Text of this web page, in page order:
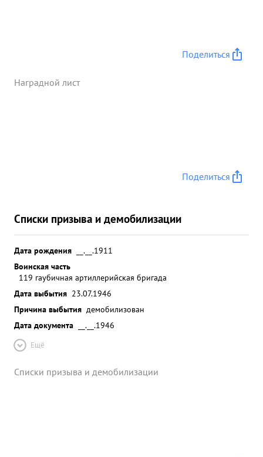
Поделиться
Наградной лист
Поделиться
Списки призыва и демобилизации
Дата рождения
__.__.1911
Воинская часть
119 гаубичная артиллерийская бригада
Дата выбытия 23.07.1946
Причина выбытия демобилизован
Дата документа
__.__.1946
Ещё
Списки призыва и демобилизации